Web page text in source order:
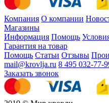
Компания О компании
Магазины
Информация Помощь
Гарантия на товар
Помощь Статьи Отзывы
mail@krovlja.ru 8 495 032-77-
Заказать звонок